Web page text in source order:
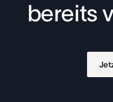
bereits